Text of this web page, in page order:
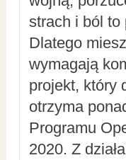
strach i ból to
Dlatego
wymagają
projekt, który
otrzyma
Programu
2020. Z